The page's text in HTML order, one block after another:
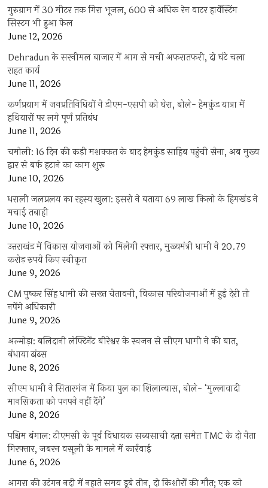
गुरुग्राम में 30 मीटर तक गिरा भूजल, 600 से अधिक रेन वाटर हार्वेस्टिंग
सिस्टम भी हुआ फेल
June 12, 2026
Dehradun के सरनीमल बाजार में आग से मची अफरातफरी, दो घंटे चला
राहत कार्य
June 11, 2026
कर्णप्रयाग में जनप्रतिनिधियों ने डीएम-एसपी को घेरा, बोले- हेमकुंड यात्रा में
हथियारों पर लगे पूर्ण प्रतिबंध
June 11, 2026
चमोली: 16 दिन की कड़ी मशक्कत के बाद हेमकुंड साहिब पहुंची सेना, अब मुख्य
द्वार से बर्फ हटाने का काम शुरू
June 10, 2026
धराली जलप्रलय का रहस्य खुला: इसरो ने बताया 69 लाख किलो के हिमखंड ने
मचाई तबाही
June 10, 2026
उत्तराखंड में विकास योजनाओं को मिलेगी रफ्तार, मुख्यमंत्री धामी ने 20.79
करोड़ रुपये किए स्वीकृत
June 9, 2026
CM पुष्कर सिंह धामी की सख्त चेतावनी, विकास परियोजनाओं में हुई देरी तो
नपेंगे अधिकारी
June 9, 2026
अल्मोड़ा: बलिदानी लेफ्टिनेंट बीरेश्वर के स्वजन से सीएम धामी ने की बात,
बंधाया ढांढस
June 8, 2026
सीएम धामी ने सितारगंज में किया पुल का शिलान्यास, बोले- ‘मुल्लावादी
मानसिकता को पनपने नहीं देंगे’
June 8, 2026
पश्चिम बंगाल: टीएमसी के पूर्व विधायक सब्यसाची दत्ता समेत TMC के दो नेता
गिरफ्तार, जबरन वसूली के मामले में कार्रवाई
June 6, 2026
आगरा की उटंगन नदी में नहाते समय डूबे तीन, दो किशोरों की मौत; एक को